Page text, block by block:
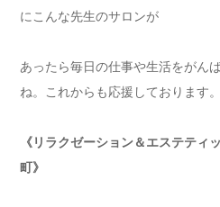
にこんな先生のサロンが
あったら毎日の仕事や生活をがん
ね。これからも応援しております。
《リラクゼーション＆エステティ
町》